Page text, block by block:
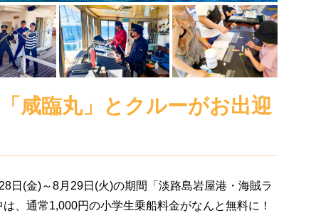
咸臨丸」とクルーがお出迎
日(金)～8月29日(火)の期間「淡路島岩屋港・海賊ラ
、通常1,000円の小学生乗船料金がなんと無料に！